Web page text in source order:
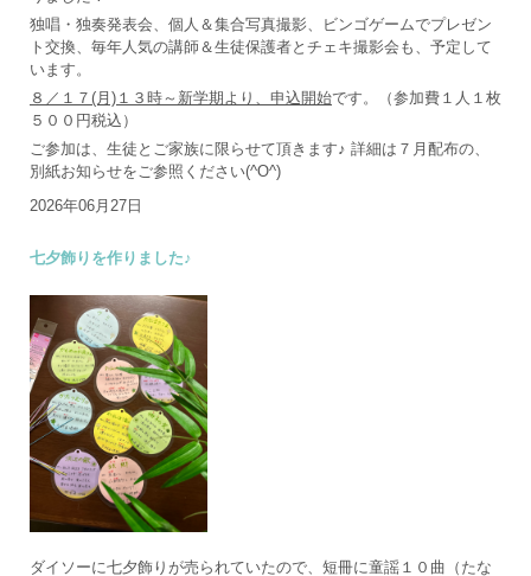
独唱・独奏発表会、個人＆集合写真撮影、ビンゴゲームでプレゼン
ト交換、毎年人気の講師＆生徒保護者とチェキ撮影会も、予定して
います。
８／１７(月)１３時～新学期より、申込開始です。（参加費１人１枚
５００円税込）
ご参加は、生徒とご家族に限らせて頂きます♪ 詳細は７月配布の、
別紙お知らせをご参照ください(^O^)
2026年06月27日
七夕飾りを作りました♪
ダイソーに七夕飾りが売られていたので、短冊に童謡１０曲（たな